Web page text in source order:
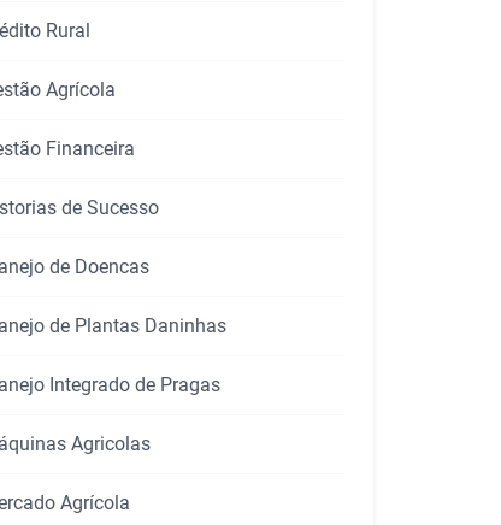
Rural
Agrícola
Financeira
de Sucesso
de Doencas
de Plantas Daninhas
Integrado de Pragas
Agricolas
Agrícola